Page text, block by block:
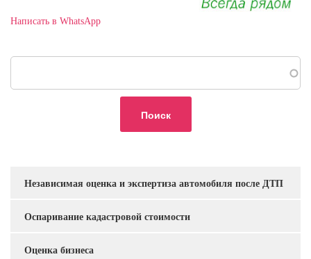
Написать в WhatsApp
Услуги
Независимая оценка и экспертиза автомобиля после ДТП
Оспаривание кадастровой стоимости
Оценка бизнеса